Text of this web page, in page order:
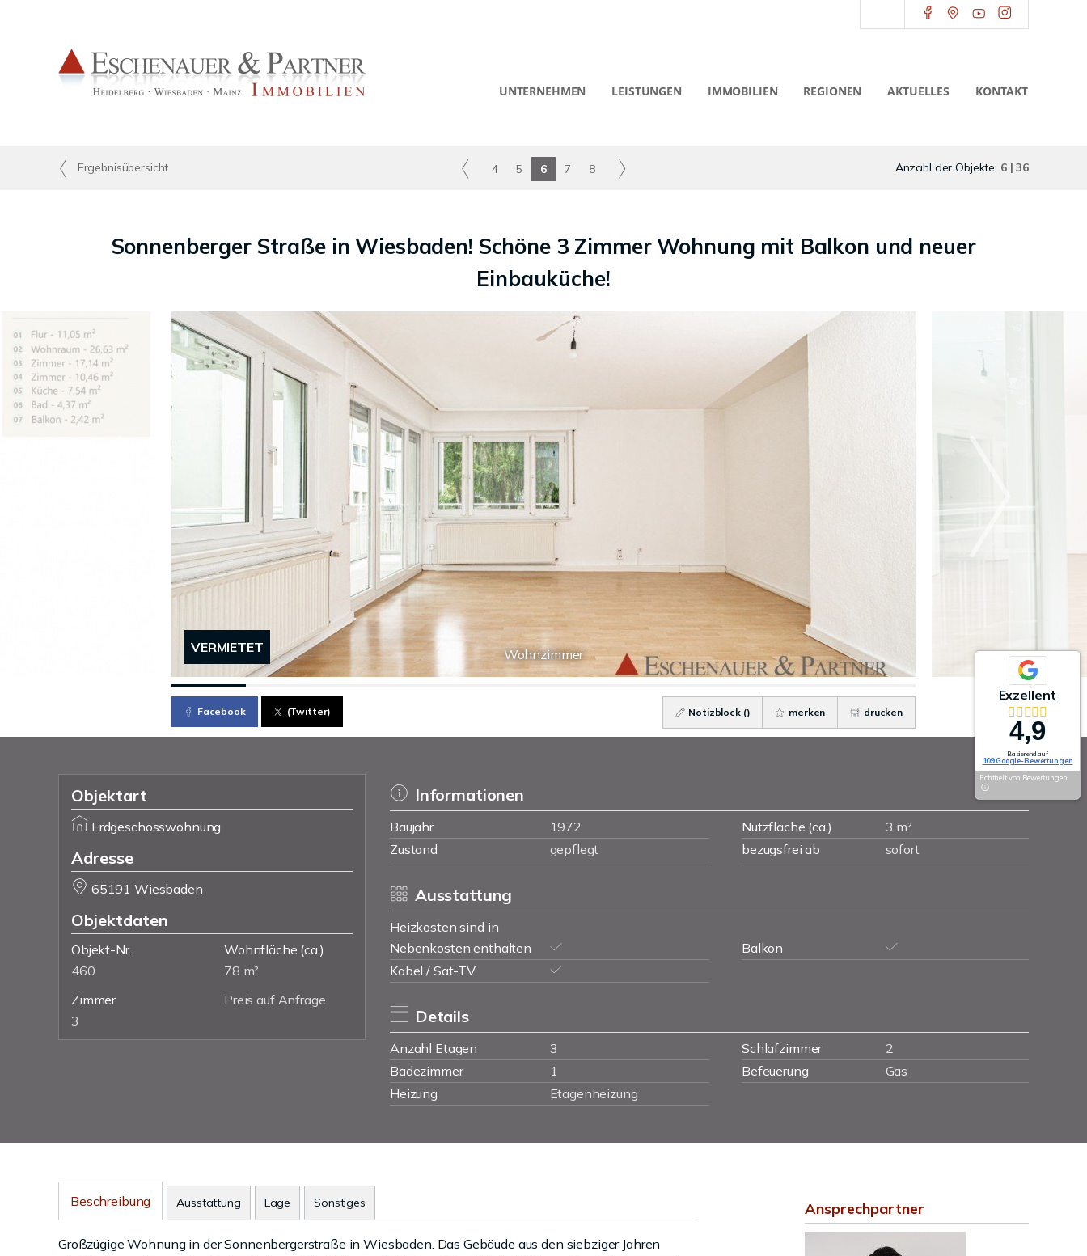
UNTERNEHMEN LEISTUNGEN IMMOBILIEN REGIONEN AKTUELLES KONTAKT
Ergebnisübersicht 4 5 6 7 8 Anzahl der Objekte: 6 | 36
Sonnenberger Straße in Wiesbaden! Schöne 3 Zimmer Wohnung mit Balkon und neuer
Einbauküche!
Wohnzimmer
VERMIETET
Facebook (Twitter) Notizblock () merken drucken
Objektart
Erdgeschosswohnung
Adresse
65191 Wiesbaden
Objektdaten
Objekt-Nr.
460
Wohnfläche (ca.)
78 m²
Zimmer
3
Preis auf Anfrage
Informationen
Baujahr 1972 Nutzfläche (ca.)
3 m²
Zustand
gepflegt bezugsfrei ab sofort
Ausstattung
Heizkosten sind in
Nebenkosten enthalten
Balkon
Kabel / Sat-TV
Details
Anzahl Etagen 3 Schlafzimmer
2
Badezimmer
1 Befeuerung
Gas
Heizung
Etagenheizung
Beschreibung Ausstattung Lage Sonstiges
Großzügige Wohnung in der Sonnenbergerstraße in Wiesbaden. Das Gebäude aus den siebziger Jahren
Ansprechpartner
Exzellent
4,9
Basierend auf
109 Google-Bewertungen
Echtheit von Bewertungen